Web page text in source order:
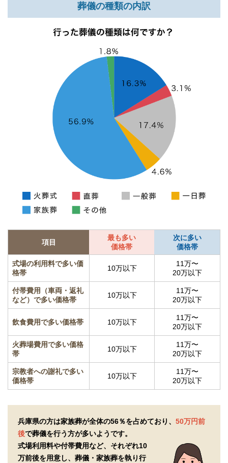
葬儀の種類の内訳
項目
最も多い
価格帯
次に多い
価格帯
式場の利用料で多い価
格帯
10万以下
11万〜
20万以下
付帯費用（車両・返礼
など）で多い価格帯
10万以下
11万〜
20万以下
飲食費用で多い価格帯 10万以下
11万〜
20万以下
火葬場費用で多い価格
帯
10万以下
11万〜
20万以下
宗教者への謝礼で多い
価格帯
10万以下
11万〜
20万以下
兵庫県の方は家族葬が全体の56％を占めており、 50万円前
後で葬儀を行う方が多いようです。
式場利用料や付帯費用など、それぞれ10
万前後を用意し、 葬儀・家族葬を執り行